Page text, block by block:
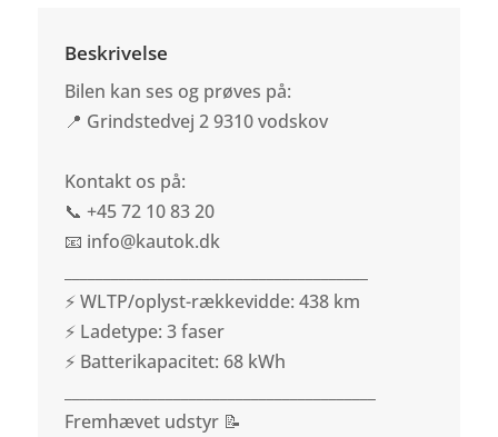
Beskrivelse
Bilen kan ses og prøves på:
📍 Grindstedvej 2 9310 vodskov
Kontakt os på:
📞 +45 72 10 83 20
📧 info@kautok.dk
⚡ WLTP/oplyst-rækkevidde: 438 km
⚡ Ladetype: 3 faser
⚡ Batterikapacitet: 68 kWh
Fremhævet udstyr 📝